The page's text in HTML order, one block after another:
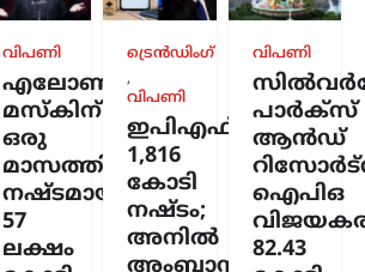
ട്രെൻഡിംഗ്, ദേശീയം, ലേറ്റസ്റ്റ് ന്യൂസ്
ജെൻ Zഉം ജെൻ
ആൽഫയും കൂടുതൽ
സത്യസന്ധർ; വിദ്യാഭ്യാസ
സംവിധാനത്തിൽ
പരിഷ്കാരം വേണം:
മോഹൻ ഭാഗവത്
ന്യൂസ് ഡെസ്ക്
ഓഗസ്റ്റ്‌ 6, 2026
രാജ്യത്തെ യുവതലമുറയെയും
വിപണി
എലോൺ
മസ്കിന്
ഒരു
മാസത്തിനുള്ളിൽ
നഷ്ടമായത്
57
ലക്ഷം
ട്രെൻഡിംഗ്
,
വിപണി
ഇപിഎഫ്ഒയ്ക്ക്
1,816
കോടി
നഷ്ടം;
അനിൽ
അംബാനിക്കും
വിപണി
പാർക്സ്
ആൻഡ്
ഐപിഒ
82.43